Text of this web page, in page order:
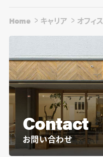
Home キャリア オフィス
Contact
お問い合わせ